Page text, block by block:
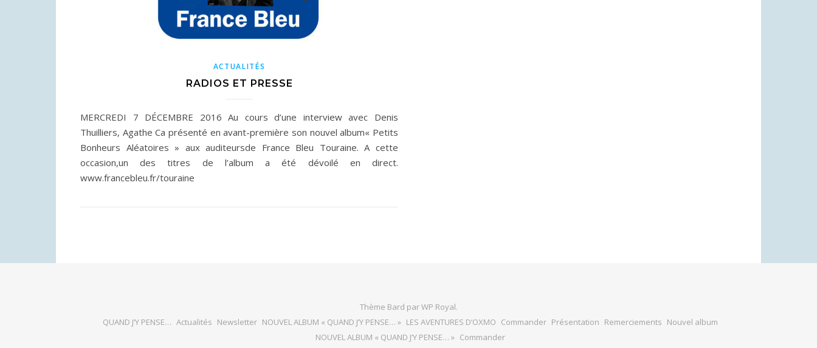
ACTUALITÉS
RADIOS ET PRESSE
MERCREDI 7 DÉCEMBRE 2016 Au cours d’une interview avec Denis
Thuilliers, Agathe Ca présenté en avant-première son nouvel album« Petits
Bonheurs Aléatoires » aux auditeursde France Bleu Touraine. A cette
occasion,un des titres de l’album a été dévoilé en direct.
www.francebleu.fr/touraine
Thème Bard parWP Royal.
QUAND J’Y PENSE… Actualités Newsletter NOUVEL ALBUM « QUAND J’Y PENSE… » LES AVENTURES D’OXMO Commander Présentation Remerciements Nouvel album
NOUVEL ALBUM « QUAND J’Y PENSE… » Commander